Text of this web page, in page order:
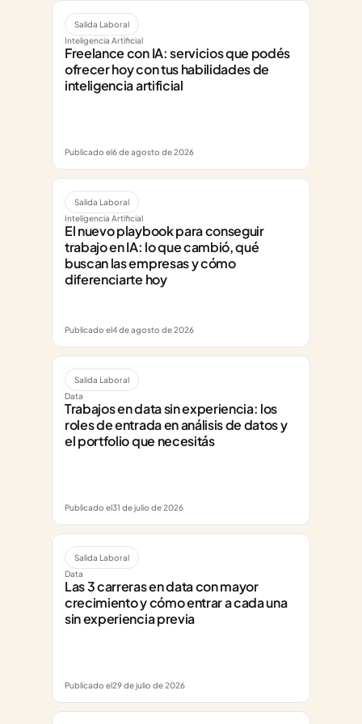
Salida Laboral
Inteligencia Artificial
Freelance con IA: servicios que podés
ofrecer hoy con tus habilidades de
inteligencia artificial
Publicado el6 de agosto de 2026
Salida Laboral
Inteligencia Artificial
El nuevo playbook para conseguir
trabajo en IA: lo que cambió, qué
buscan las empresas y cómo
diferenciarte hoy
Publicado el4 de agosto de 2026
Salida Laboral
Data
Trabajos en data sin experiencia: los
roles de entrada en análisis de datos y
el portfolio que necesitás
Publicado el31 de julio de 2026
Salida Laboral
Data
Las 3 carreras en data con mayor
crecimiento y cómo entrar a cada una
sin experiencia previa
Publicado el29 de julio de 2026